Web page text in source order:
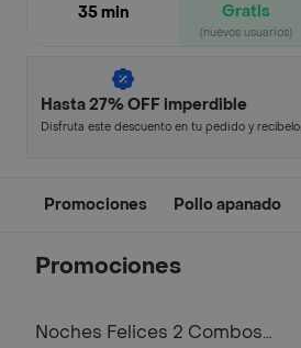
35 min
Gratis
(nuevos usuarios)
Hasta 27% OFF imperdible
Disfruta este descuento en tu pedido y recíbelo
Promociones Pollo apanado
Promociones
Noches Felices 2 Combos